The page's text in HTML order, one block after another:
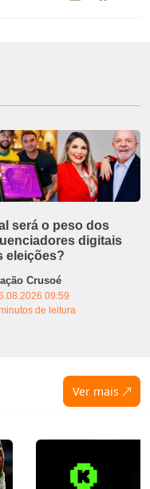
será o peso dos
digitais
eleições?
Crusoé
09:59
de leitura
Ver mais